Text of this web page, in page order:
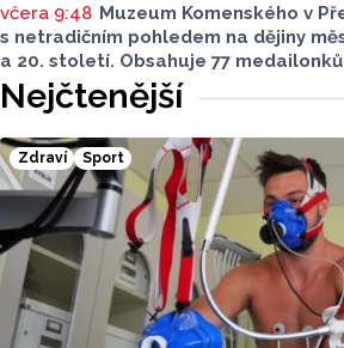
včera 9:48 Muzeum Komenského v
s netradičním pohledem na dějiny
a 20. století. Obsahuje 77
se na jeho rozvoji významně podílely.
jsou doplněny dobovými snímky.
Šárky Krákorové Pajůrkové tomu
pátrání po jejich osudech. Kniha
letošního 770. výročí povýšení
sdělila ČTK mluvčí radnice Lenka
Nejčtenější
Zdraví Sport